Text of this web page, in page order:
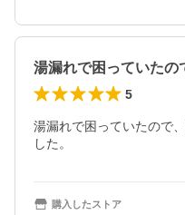
5
湯漏れで困っていたので
した。
購入したストア